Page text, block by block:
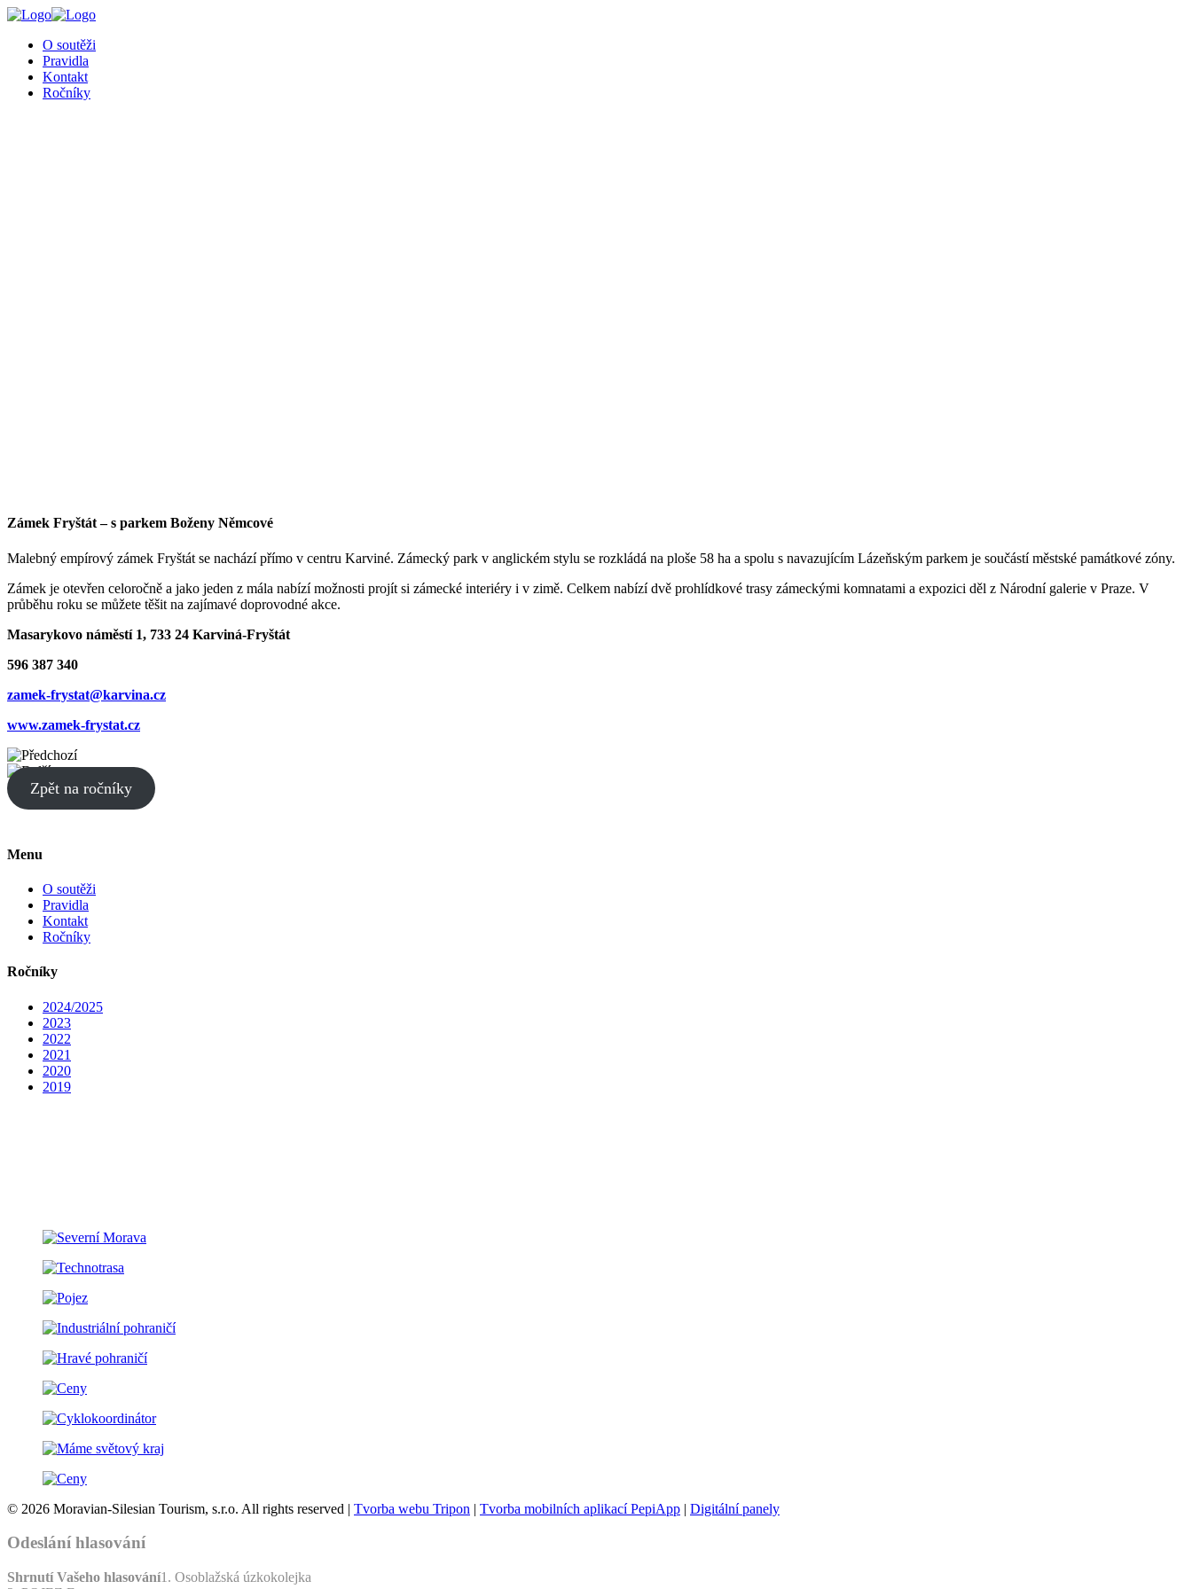
O soutěži
Pravidla
Kontakt
Ročníky
Zámek Fryštát – s parkem Boženy Němcové
Malebný empírový zámek Fryštát se nachází přímo v centru Karviné. Zámecký park v anglickém stylu se rozkládá na ploše 58 ha a spolu s navazujícím Lázeňským parkem je součástí městské památkové zóny.
Zámek je otevřen celoročně a jako jeden z mála nabízí možnosti projít si zámecké interiéry i v zimě. Celkem nabízí dvě prohlídkové trasy zámeckými komnatami a expozici děl z Národní galerie v Praze. V
průběhu roku se můžete těšit na zajímavé doprovodné akce.
Masarykovo náměstí 1, 733 24 Karviná-Fryštát
596 387 340
zamek-frystat@karvina.cz
www.zamek-frystat.cz
Zpět na ročníky
Menu
O soutěži
Pravidla
Kontakt
Ročníky
Ročníky
2024/2025
2023
2022
2021
2020
2019
© 2026 Moravian-Silesian Tourism, s.r.o. All rights reserved | Tvorba webu Tripon | Tvorba mobilních aplikací PepiApp | Digitální panely
Odeslání hlasování
Shrnutí Vašeho hlasování1. Osoblažská úzkokolejka